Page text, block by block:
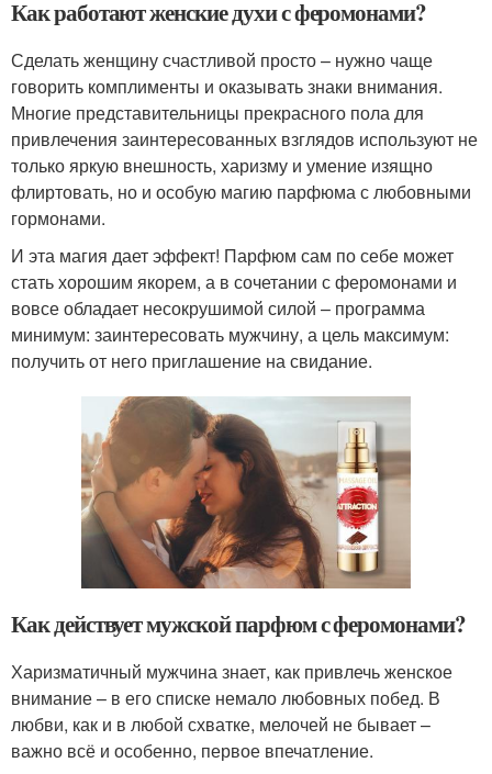
Как работают женские духи с феромонами?
Сделать женщину счастливой просто – нужно чаще
говорить комплименты и оказывать знаки внимания.
Многие представительницы прекрасного пола для
привлечения заинтересованных взглядов используют не
только яркую внешность, харизму и умение изящно
флиртовать, но и особую магию парфюма с любовными
гормонами.
И эта магия дает эффект! Парфюм сам по себе может
стать хорошим якорем, а в сочетании с феромонами и
вовсе обладает несокрушимой силой – программа
минимум: заинтересовать мужчину, а цель максимум:
получить от него приглашение на свидание.
Как действует мужской парфюм с феромонами?
Харизматичный мужчина знает, как привлечь женское
внимание – в его списке немало любовных побед. В
любви, как и в любой схватке, мелочей не бывает –
важно всё и особенно, первое впечатление.